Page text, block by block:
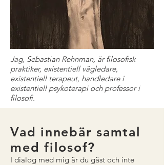
Jag, Sebastian Rehnman, är filosofisk
praktiker, existentiell vägledare,
existentiell terapeut, handledare i
existentiell psykoterapi och professor i
filosofi.
Vad innebär samtal
med filosof?
I dialog med mig är du gäst och inte